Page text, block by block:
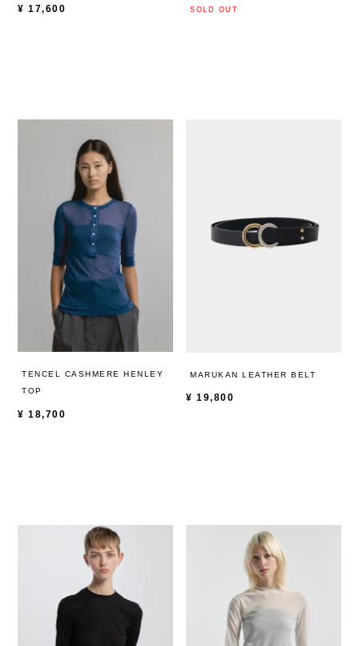
¥ 17,600
TENCEL CASHMERE HENLEY
TOP
¥ 18,700
MARUKAN LEATHER BELT
¥ 19,800